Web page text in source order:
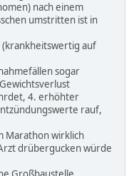
nach einem
umstritten ist in
(krankheitswertig auf
sogar
4. erhöhter
rauf,
Marathon wirklich
drübergucken würde